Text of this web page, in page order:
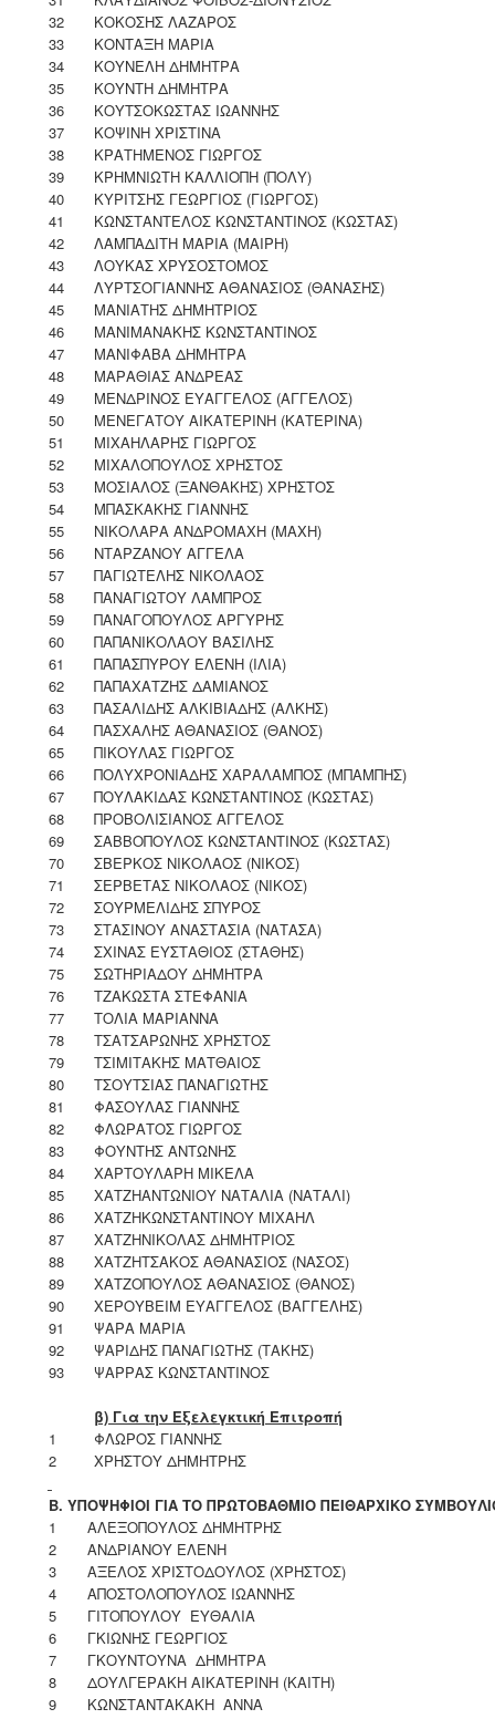
32
ΚΟΚΟΣΗΣ ΛΑΖΑΡΟΣ
33
ΚΟΝΤΑΞΗ ΜΑΡΙΑ
34
ΚΟΥΝΕΛΗ ΔΗΜΗΤΡΑ
35
ΚΟΥΝΤΗ ΔΗΜΗΤΡΑ
36
ΚΟΥΤΣΟΚΩΣΤΑΣ ΙΩΑΝΝΗΣ
37
ΚΟΨΙΝΗ ΧΡΙΣΤΙΝΑ
38
ΚΡΑΤΗΜΕΝΟΣ ΓΙΩΡΓΟΣ
39
ΚΡΗΜΝΙΩΤΗ ΚΑΛΛΙΟΠΗ (ΠΟΛΥ)
40
ΚΥΡΙΤΣΗΣ ΓΕΩΡΓΙΟΣ (ΓΙΩΡΓΟΣ)
41
ΚΩΝΣΤΑΝΤΕΛΟΣ ΚΩΝΣΤΑΝΤΙΝΟΣ (ΚΩΣΤΑΣ)
42
ΛΑΜΠΑΔΙΤΗ ΜΑΡΙΑ (ΜΑΙΡΗ)
43
ΛΟΥΚΑΣ ΧΡΥΣΟΣΤΟΜΟΣ
44
ΛΥΡΤΣΟΓΙΑΝΝΗΣ ΑΘΑΝΑΣΙΟΣ (ΘΑΝΑΣΗΣ)
45
ΜΑΝΙΑΤΗΣ ΔΗΜΗΤΡΙΟΣ
46
ΜΑΝΙΜΑΝΑΚΗΣ ΚΩΝΣΤΑΝΤΙΝΟΣ
47
ΜΑΝΙΦΑΒΑ ΔΗΜΗΤΡΑ
48
ΜΑΡΑΘΙΑΣ ΑΝΔΡΕΑΣ
49
ΜΕΝΔΡΙΝΟΣ ΕΥΑΓΓΕΛΟΣ (ΑΓΓΕΛΟΣ)
50
ΜΕΝΕΓΑΤΟΥ ΑΙΚΑΤΕΡΙΝΗ (ΚΑΤΕΡΙΝΑ)
51
ΜΙΧΑΗΛΑΡΗΣ ΓΙΩΡΓΟΣ
52
ΜΙΧΑΛΟΠΟΥΛΟΣ ΧΡΗΣΤΟΣ
53
ΜΟΣΙΑΛΟΣ (ΞΑΝΘΑΚΗΣ) ΧΡΗΣΤΟΣ
54
ΜΠΑΣΚΑΚΗΣ ΓΙΑΝΝΗΣ
55
ΝΙΚΟΛΑΡΑ ΑΝΔΡΟΜΑΧΗ (ΜΑΧΗ)
56
ΝΤΑΡΖΑΝΟΥ ΑΓΓΕΛΑ
57
ΠΑΓΙΩΤΕΛΗΣ ΝΙΚΟΛΑΟΣ
58
ΠΑΝΑΓΙΩΤΟΥ ΛΑΜΠΡΟΣ
59
ΠΑΝΑΓΟΠΟΥΛΟΣ ΑΡΓΥΡΗΣ
60
ΠΑΠΑΝΙΚΟΛΑΟΥ ΒΑΣΙΛΗΣ
61
ΠΑΠΑΣΠΥΡΟΥ ΕΛΕΝΗ (ΙΛΙΑ)
62
ΠΑΠΑΧΑΤΖΗΣ ΔΑΜΙΑΝΟΣ
63
ΠΑΣΑΛΙΔΗΣ ΑΛΚΙΒΙΑΔΗΣ (ΑΛΚΗΣ)
64
ΠΑΣΧΑΛΗΣ ΑΘΑΝΑΣΙΟΣ (ΘΑΝΟΣ)
65
ΠΙΚΟΥΛΑΣ ΓΙΩΡΓΟΣ
66
ΠΟΛΥΧΡΟΝΙΑΔΗΣ ΧΑΡΑΛΑΜΠΟΣ (ΜΠΑΜΠΗΣ)
67
ΠΟΥΛΑΚΙΔΑΣ ΚΩΝΣΤΑΝΤΙΝΟΣ (ΚΩΣΤΑΣ)
68
ΠΡΟΒΟΛΙΣΙΑΝΟΣ ΑΓΓΕΛΟΣ
69
ΣΑΒΒΟΠΟΥΛΟΣ ΚΩΝΣΤΑΝΤΙΝΟΣ (ΚΩΣΤΑΣ)
70
ΣΒΕΡΚΟΣ ΝΙΚΟΛΑΟΣ (ΝΙΚΟΣ)
71
ΣΕΡΒΕΤΑΣ ΝΙΚΟΛΑΟΣ (ΝΙΚΟΣ)
72
ΣΟΥΡΜΕΛΙΔΗΣ ΣΠΥΡΟΣ
73
ΣΤΑΣΙΝΟΥ ΑΝΑΣΤΑΣΙΑ (ΝΑΤΑΣΑ)
74
ΣΧΙΝΑΣ ΕΥΣΤΑΘΙΟΣ (ΣΤΑΘΗΣ)
75
ΣΩΤΗΡΙΑΔΟΥ ΔΗΜΗΤΡΑ
76
ΤΖΑΚΩΣΤΑ ΣΤΕΦΑΝΙΑ
77
ΤΟΛΙΑ ΜΑΡΙΑΝΝΑ
78
ΤΣΑΤΣΑΡΩΝΗΣ ΧΡΗΣΤΟΣ
79
ΤΣΙΜΙΤΑΚΗΣ ΜΑΤΘΑΙΟΣ
80
ΤΣΟΥΤΣΙΑΣ ΠΑΝΑΓΙΩΤΗΣ
81
ΦΑΣΟΥΛΑΣ ΓΙΑΝΝΗΣ
82
ΦΛΩΡΑΤΟΣ ΓΙΩΡΓΟΣ
83
ΦΟΥΝΤΗΣ ΑΝΤΩΝΗΣ
84
ΧΑΡΤΟΥΛΑΡΗ ΜΙΚΕΛΑ
85
ΧΑΤΖΗΑΝΤΩΝΙΟΥ ΝΑΤΑΛΙΑ (ΝΑΤΑΛΙ)
86
ΧΑΤΖΗΚΩΝΣΤΑΝΤΙΝΟΥ ΜΙΧΑΗΛ
87
ΧΑΤΖΗΝΙΚΟΛΑΣ ΔΗΜΗΤΡΙΟΣ
88
ΧΑΤΖΗΤΣΑΚΟΣ ΑΘΑΝΑΣΙΟΣ (ΝΑΣΟΣ)
89
ΧΑΤΖΟΠΟΥΛΟΣ ΑΘΑΝΑΣΙΟΣ (ΘΑΝΟΣ)
90
ΧΕΡΟΥΒΕΙΜ ΕΥΑΓΓΕΛΟΣ (ΒΑΓΓΕΛΗΣ)
91
ΨΑΡΑ ΜΑΡΙΑ
92
ΨΑΡΙΔΗΣ ΠΑΝΑΓΙΩΤΗΣ (ΤΑΚΗΣ)
93
ΨΑΡΡΑΣ ΚΩΝΣΤΑΝΤΙΝΟΣ
β) Για την Εξελεγκτική Επιτροπή
1
ΦΛΩΡΟΣ ΓΙΑΝΝΗΣ
2
ΧΡΗΣΤΟΥ ΔΗΜΗΤΡΗΣ
B. ΥΠΟΨΗΦΙΟΙ ΓΙΑ ΤΟ ΠΡΩΤΟΒΑΘΜΙΟ ΠΕΙΘΑΡΧΙΚΟ
1
ΑΛΕΞΟΠΟΥΛΟΣ ΔΗΜΗΤΡΗΣ
2
ΑΝΔΡΙΑΝΟΥ ΕΛΕΝΗ
3
ΑΞΕΛΟΣ ΧΡΙΣΤΟΔΟΥΛΟΣ (ΧΡΗΣΤΟΣ)
4
ΑΠΟΣΤΟΛΟΠΟΥΛΟΣ ΙΩΑΝΝΗΣ
5
ΓΙΤΟΠΟΥΛΟΥ ΕΥΘΑΛΙΑ
6
ΓΚΙΩΝΗΣ ΓΕΩΡΓΙΟΣ
7
ΓΚΟΥΝΤΟΥΝΑ ΔΗΜΗΤΡΑ
8
ΔΟΥΛΓΕΡΑΚΗ ΑΙΚΑΤΕΡΙΝΗ (ΚΑΙΤΗ)
9
ΚΩΝΣΤΑΝΤΑΚΑΚΗ ΑΝΝΑ